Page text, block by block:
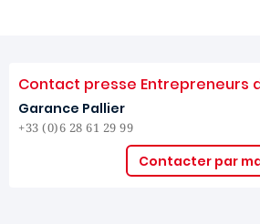
Contact presse Entrepreneurs
Garance Pallier
+33 (0)6 28 61 29 99
Contacter par